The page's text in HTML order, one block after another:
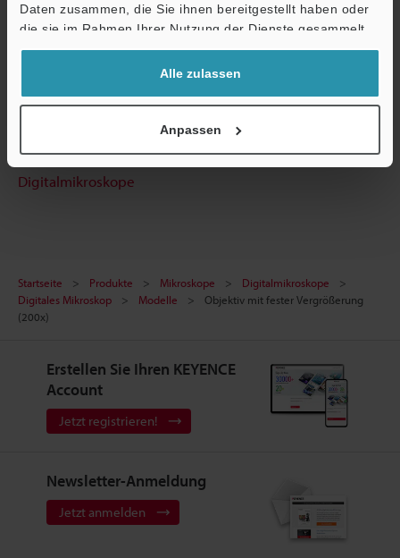
Daten zusammen, die Sie ihnen bereitgestellt haben oder
die sie im Rahmen Ihrer Nutzung der Dienste gesammelt
haben.
Alle zulassen
Anpassen
Datenblatt (PDF)
Digitalmikroskope
Startseite Produkte Mikroskope
Digitalmikroskope
Digitales Mikroskop
Modelle
Objektiv mit fester Vergrößerung
(200x)
Erstellen Sie Ihren KEYENCE
Account
Jetzt registrieren!
Newsletter-Anmeldung
Jetzt anmelden